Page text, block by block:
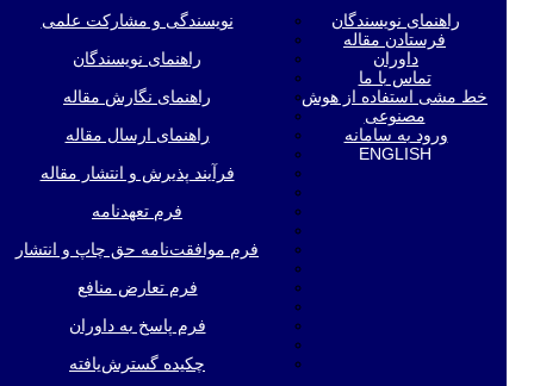
راهنمای نویسندگان
نویسندگی و مشارکت علمی
راهنمای نویسندگان
راهنمای نگارش مقاله
راهنمای ارسال مقاله
فرآیند پذیرش و انتشار مقاله
فرم تعهدنامه
فرم موافقت‌نامه حق چاپ و انتشار
فرم تعارض منافع
فرم پاسخ به داوران
چکیده گسترش‌یافته
فرستادن مقاله
داوران
تماس با ما
خط مشی استفاده از هوش
مصنوعی
ورود به سامانه
ENGLISH